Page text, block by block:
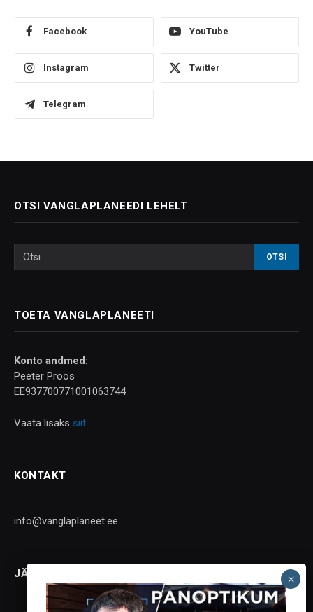
Facebook YouTube
Instagram Twitter
Telegram
OTSI VANGLAPLANEEDI LEHELT
TOETA VANGLAPLANEETI
Konto andmed:
Peeter Proos
EE937700771001063744
Vaata lisaks siit
KONTAKT
info@vanglaplaneet.ee
JÄLGI SOTSIAALMEEDIAS